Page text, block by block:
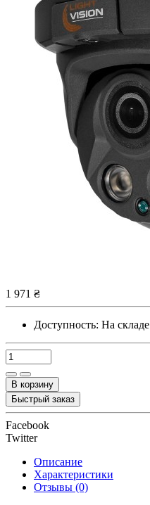
1 971 ₴
Доступность: На складе
В корзину
Быстрый заказ
Facebook
Twitter
Описание
Характеристики
Отзывы (0)